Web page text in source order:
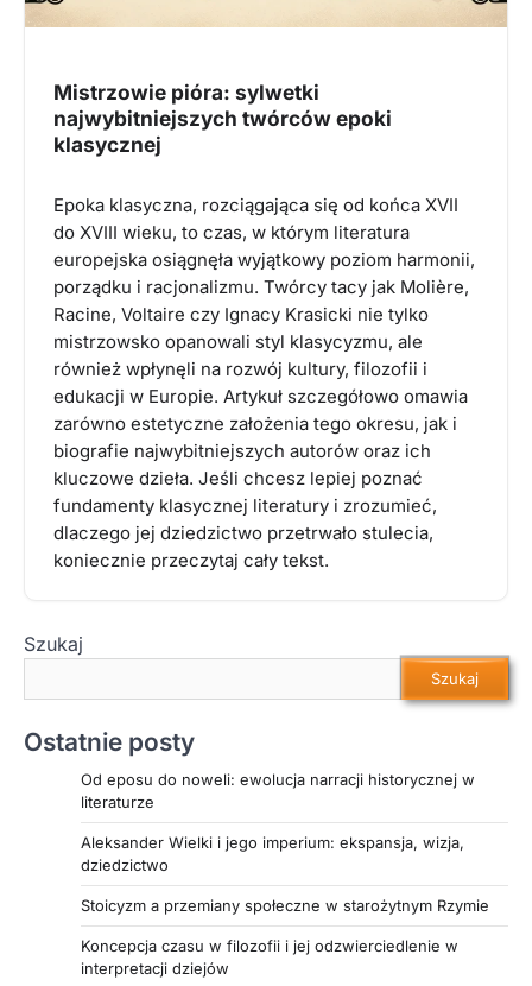
Mistrzowie pióra: sylwetki
najwybitniejszych twórców epoki
klasycznej
Epoka klasyczna, rozciągająca się od końca XVII
do XVIII wieku, to czas, w którym literatura
europejska osiągnęła wyjątkowy poziom harmonii,
porządku i racjonalizmu. Twórcy tacy jak Molière,
Racine, Voltaire czy Ignacy Krasicki nie tylko
mistrzowsko opanowali styl klasycyzmu, ale
również wpłynęli na rozwój kultury, filozofii i
edukacji w Europie. Artykuł szczegółowo omawia
zarówno estetyczne założenia tego okresu, jak i
biografie najwybitniejszych autorów oraz ich
kluczowe dzieła. Jeśli chcesz lepiej poznać
fundamenty klasycznej literatury i zrozumieć,
dlaczego jej dziedzictwo przetrwało stulecia,
koniecznie przeczytaj cały tekst.
Szukaj
Szukaj
Ostatnie posty
Od eposu do noweli: ewolucja narracji historycznej w
literaturze
Aleksander Wielki i jego imperium: ekspansja, wizja,
dziedzictwo
Stoicyzm a przemiany społeczne w starożytnym Rzymie
Koncepcja czasu w filozofii i jej odzwierciedlenie w
interpretacji dziejów